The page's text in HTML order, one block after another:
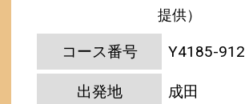
提供）
コース番号 Y4185-912
出発地 成田